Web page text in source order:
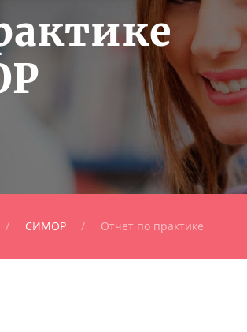
СИМОР Отчет по практике